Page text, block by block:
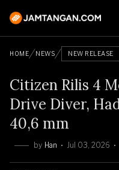
HOME NEWS NEW RELEASE
Citizen Rilis 4
Drive Diver,
40,6 mm
by Han Jul 03, 2026